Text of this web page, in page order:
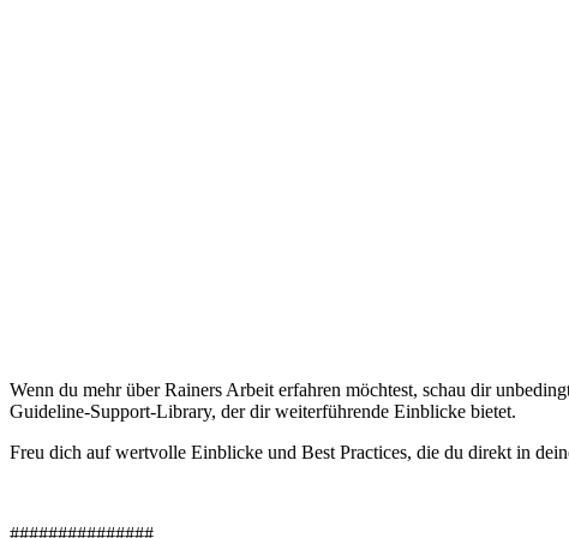
Wenn du mehr über Rainers Arbeit erfahren möchtest, schau dir
Guideline-Support-Library, der dir weiterführende Einblicke bietet.
Freu dich auf wertvolle Einblicke und Best Practices, die du direkt in
###############